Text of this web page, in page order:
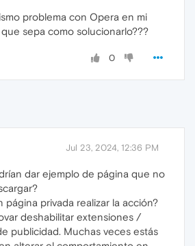
problema con Opera en mi
sepa como solucionarlo???
0
Jul 23, 2024, 12:36 PM
dar ejemplo de página que no
página privada realizar la acción?
deshabilitar extensiones /
publicidad. Muchas veces estás